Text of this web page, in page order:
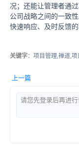
况；还能让管理者通
公司战略之间的一致
快速响应、及时反馈的
关键字：项目管理,禅道,
上一篇